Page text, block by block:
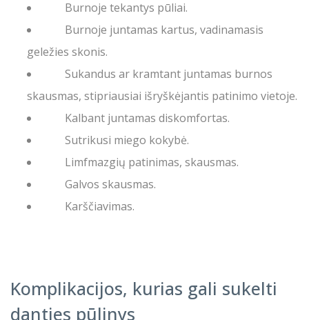
Burnoje tekantys pūliai.
Burnoje juntamas kartus, vadinamasis
geležies skonis.
Sukandus ar kramtant juntamas burnos
skausmas, stipriausiai išryškėjantis patinimo vietoje.
Kalbant juntamas diskomfortas.
Sutrikusi miego kokybė.
Limfmazgių patinimas, skausmas.
Galvos skausmas.
Karščiavimas.
Komplikacijos, kurias gali sukelti
danties pūlinys